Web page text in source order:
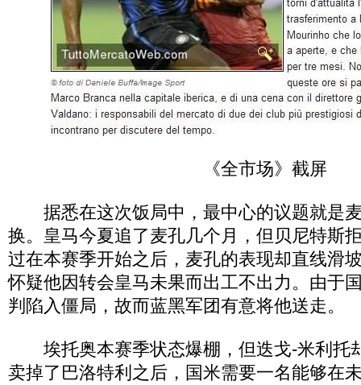
《全市场》截屏
据悉在这次饭局中，最中心的议题就是
换。皇马今夏追了麦孔几个月，但贝尼特斯
过在本赛季开始之后，麦孔的表现却直线滑
怀疑他因转会皇马未果而出工不出力。由于
判陷入僵局，故而蓝黑军团有意将他送走。
埃托奥本赛季状态爆棚，但迭戈-米利托
卖掉了巴洛特利之后，国米需要一名能够在